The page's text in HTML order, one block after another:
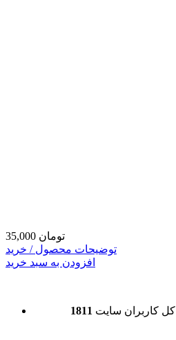
35,000 تومان
توضیحات محصول / خرید
افزودن به سبد خرید
کل کاربران سایت